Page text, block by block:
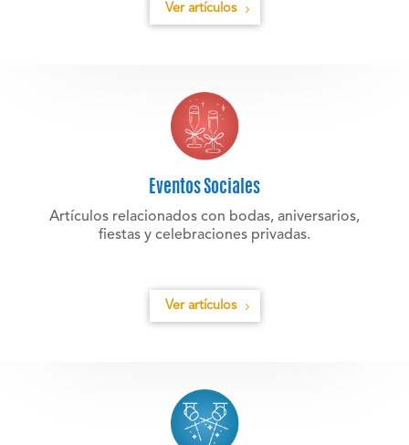
Ver artículos
Eventos Sociales
Artículos relacionados con bodas, aniversarios,
fiestas y celebraciones privadas.
Ver artículos